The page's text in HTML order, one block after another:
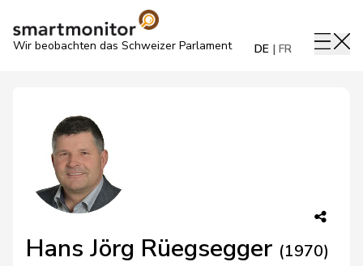
Wir beobachten das Schweizer Parlament DE FR
Hans Jörg Rüegsegger (1970)